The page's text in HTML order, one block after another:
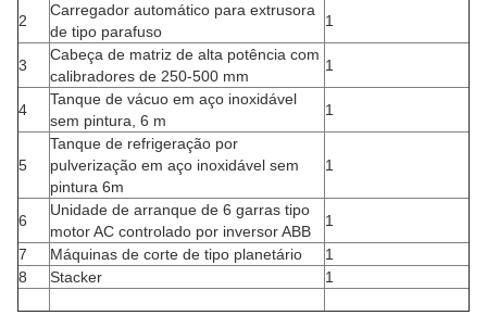
2
Carregador automático para extrusora
de tipo parafuso
1
3
Cabeça de matriz de alta potência com
calibradores de 250-500 mm
1
4
Tanque de vácuo em aço inoxidável
sem pintura, 6 m
1
5
Tanque de refrigeração por
pulverização em aço inoxidável sem
pintura 6m
1
6
Unidade de arranque de 6 garras tipo
motor AC controlado por inversor ABB
1
7
Máquinas de corte de tipo planetário
1
8
Stacker 1